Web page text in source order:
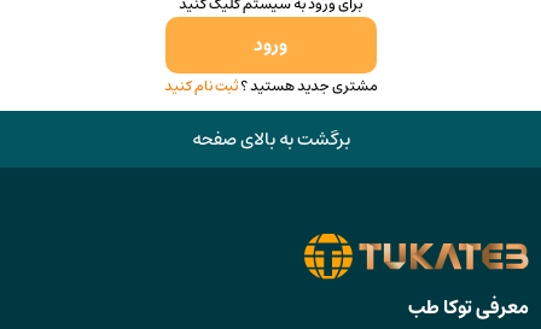
ورود
مشتری جدید هستید ؟ثبت نام کنید
برگشت به بالای صفحه
معرفی توکا طب